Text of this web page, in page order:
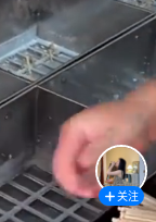
关注